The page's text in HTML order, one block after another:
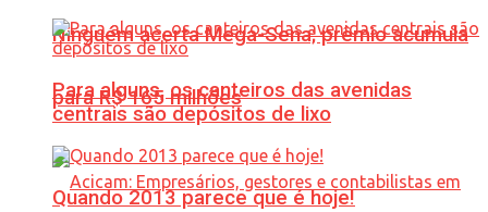
Ninguém acerta Mega-Sena; prêmio acumula
para R$ 165 milhões
Para alguns, os canteiros das avenidas
centrais são depósitos de lixo
Quando 2013 parece que é hoje!